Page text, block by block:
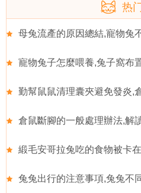
热
母兔流產的原因總結,寵物兔
寵物兔子怎麼喂養,兔子窩布
勤幫鼠鼠清理囊夾避免發炎,
倉鼠斷腳的一般處理辦法,解
緞毛安哥拉兔吃的食物被卡
兔兔出行的注意事項,兔兔不